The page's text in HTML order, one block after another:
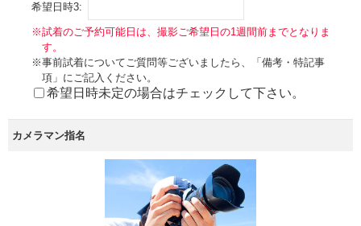
希望日時3:
※試着のご予約可能日は、撮影ご希望日の1週間前までとなりま
す。
※事前試着についてご質問等ございましたら、「備考・特記事
項」にご記入ください。
希望日時未定の場合はチェックして下さい。
カメラマン指名